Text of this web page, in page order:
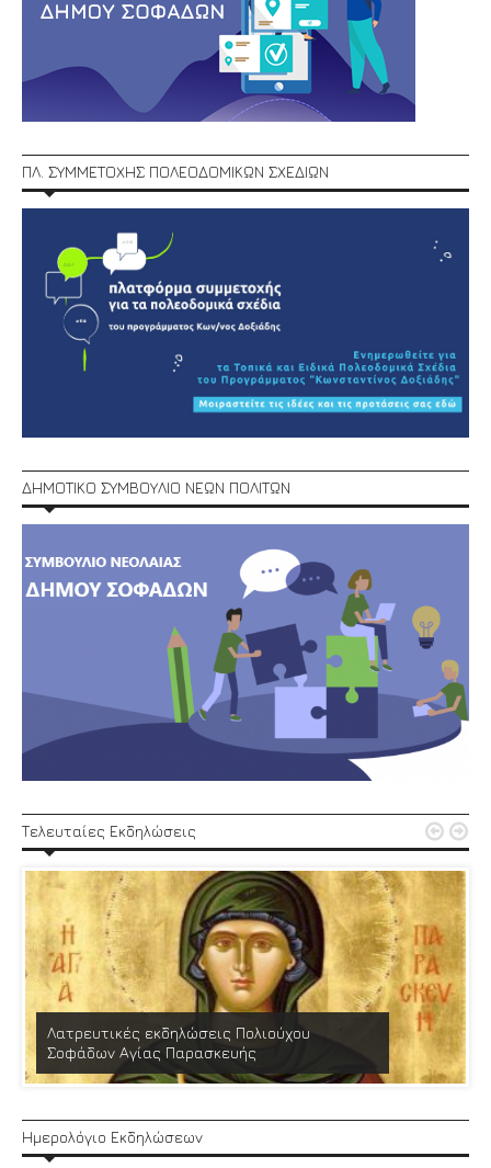
ΠΛ. ΣΥΜΜΕΤΟΧΗΣ ΠΟΛΕΟΔΟΜΙΚΩΝ ΣΧΕΔΙΩΝ
ΔΗΜΟΤΙΚΟ ΣΥΜΒΟΥΛΙΟ ΝΕΩΝ ΠΟΛΙΤΩΝ
Τελευταίες Εκδηλώσεις
Λατρευτικές εκδηλώσεις Πολιούχου
Σοφάδων Αγίας Παρασκευής
 
Ημερολόγιο Εκδηλώσεων